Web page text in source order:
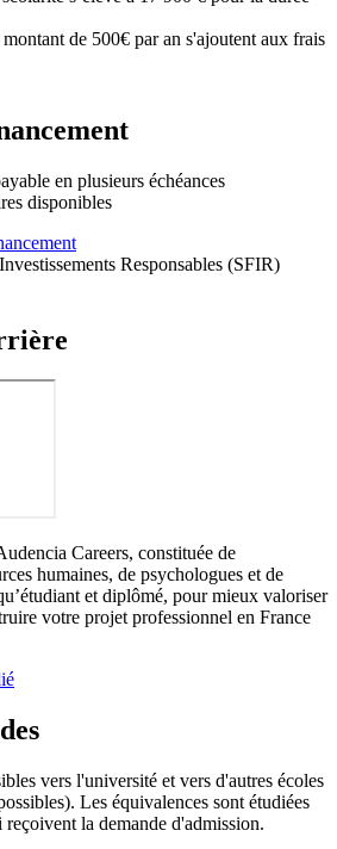
de 500€ par an s'ajoutent aux frais
en plusieurs échéances
disponibles
Responsables (SFIR)
Careers, constituée de
humaines, de psychologues et de
et diplômé, pour mieux valoriser
votre projet professionnel en France
vers l'université et vers d'autres écoles
Les équivalences sont étudiées
reçoivent la demande d'admission.